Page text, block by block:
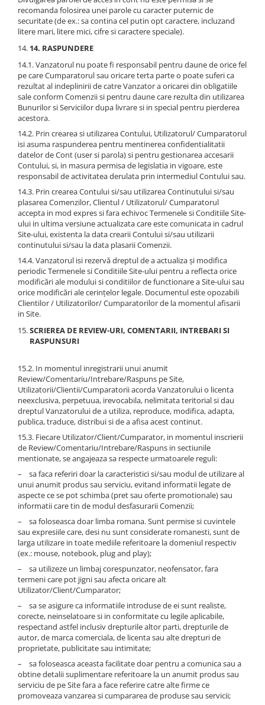
recomanda folosirea unei parole cu caracter puternic de
securitate (de ex.: sa contina cel putin opt caractere, incluzand
litere mari, litere mici, cifre si caractere speciale).
14. RASPUNDERE
14.1. Vanzatorul nu poate fi responsabil pentru daune de orice fel
pe care Cumparatorul sau oricare terta parte o poate suferi ca
rezultat al indeplinirii de catre Vanzator a oricarei din obligatiile
sale conform Comenzii si pentru daune care rezulta din utilizarea
Bunurilor si Serviciilor dupa livrare si in special pentru pierderea
acestora.
14.2. Prin crearea si utilizarea Contului, Utilizatorul/ Cumparatorul
isi asuma raspunderea pentru mentinerea confidentialitatii
datelor de Cont (user si parola) si pentru gestionarea accesarii
Contului, si, in masura permisa de legislatia in vigoare, este
responsabil de activitatea derulata prin intermediul Contului sau.
14.3. Prin crearea Contului si/sau utilizarea Continutului si/sau
plasarea Comenzilor, Clientul / Utilizatorul/ Cumparatorul
accepta in mod expres si fara echivoc Termenele si Conditiile Site-
ului in ultima versiune actualizata care este comunicata in cadrul
Site-ului, existenta la data crearii Contului si/sau utilizarii
continutului si/sau la data plasarii Comenzii.
14.4. Vanzatorul isi rezervă dreptul de a actualiza și modifica
periodic Termenele si Conditiile Site-ului pentru a reflecta orice
modificări ale modului si conditiilor de functionare a Site-ului sau
orice modificări ale cerințelor legale. Documentul este opozabili
Clientilor / Utilizatorilor/ Cumparatorilor de la momentul afisarii
in Site.
SCRIEREA DE REVIEW-URI, COMENTARII, INTREBARI SI
RASPUNSURI
15.2. In momentul inregistrarii unui anumit
Review/Comentariu/Intrebare/Raspuns pe Site,
Utilizatorii/Clientii/Cumparatorii acorda Vanzatorului o licenta
neexclusiva, perpetuua, irevocabila, nelimitata teritorial si dau
dreptul Vanzatorului de a utiliza, reproduce, modifica, adapta,
publica, traduce, distribui si de a afisa acest continut.
15.3. Fiecare Utilizator/Client/Cumparator, in momentul inscrierii
de Review/Comentariu/Intrebare/Raspuns in sectiunile
mentionate, se angajeaza sa respecte urmatoarele reguli:
– sa faca referiri doar la caracteristici si/sau modul de utilizare al
unui anumit produs sau serviciu, evitand informatii legate de
aspecte ce se pot schimba (pret sau oferte promotionale) sau
informatii care tin de modul desfasurarii Comenzii;
– sa foloseasca doar limba romana. Sunt permise si cuvintele
sau expresiile care, desi nu sunt considerate romanesti, sunt de
larga utilizare in toate mediile referitoare la domeniul respectiv
(ex.: mouse, notebook, plug and play);
– sa utilizeze un limbaj corespunzator, neofensator, fara
termeni care pot jigni sau afecta oricare alt
Utilizator/Client/Cumparator;
– sa se asigure ca informatiile introduse de ei sunt realiste,
corecte, neinselatoare si in conformitate cu legile aplicabile,
respectand astfel inclusiv drepturile altor parti, drepturile de
autor, de marca comerciala, de licenta sau alte drepturi de
proprietate, publicitate sau intimitate;
– sa foloseasca aceasta facilitate doar pentru a comunica sau a
obtine detalii suplimentare referitoare la un anumit produs sau
serviciu de pe Site fara a face referire catre alte firme ce
promoveaza vanzarea si cumpararea de produse sau servicii;